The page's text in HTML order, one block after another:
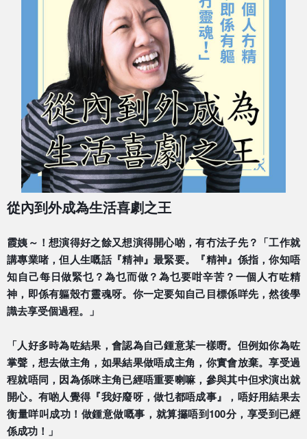
從內到外成為生活喜劇之王
霞姨～！想演得好之餘又想演得開心啲，有冇法子先？「工作就
講專業啫，但人生嘅話『精神』最緊要。『精神』係指 ，你知唔
知自己每日做緊乜？為乜而做？為乜要咁辛苦？一個人冇咗精
神，即係有軀殼冇靈魂呀。你一定要知自己目標係咩先，然後學
識去享受個過程。」
「人好多時為咗結果，會認為自己鍾意某一樣嘢。但例如你為咗
掌聲，想去做主角，如果結果做唔成主角，你實會放棄。享受過
程就唔同，因為係咪主角已經唔重要喇嘛，參與其中但求演出就
開心。有啲人覺得『我好廢呀，做乜都唔成事』，唔好用結果去
衡量咩叫成功！做鍾意做嘅事，就算攞唔到100分，享受到已經
係成功！」